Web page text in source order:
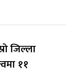
जिल्ला
११